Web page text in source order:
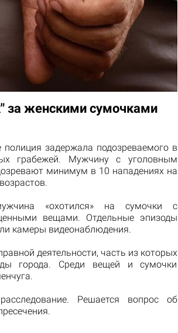
за женскими сумочками
полиция задержала подозреваемого в
грабежей. Мужчину с уголовным
минимум в 10 нападениях на
«охотился» на сумочки с
вещами. Отдельные эпизоды
камеры видеонаблюдения.
деятельности, часть из которых
города. Среди вещей и сумочки
Решается вопрос об